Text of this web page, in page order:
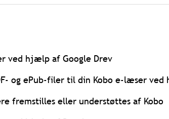
ved hjælp af Google Drev
og ePub-filer til din Kobo e-læser
fremstilles eller understøttes af Kobo